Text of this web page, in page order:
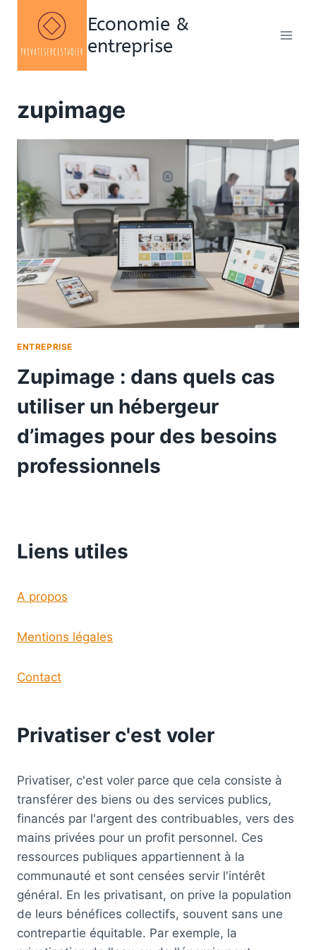
contenu
Economie &
entreprise
zupimage
ENTREPRISE
Zupimage : dans quels cas
utiliser un hébergeur
d’images pour des besoins
professionnels
Liens utiles
A propos
Mentions légales
Contact
Privatiser c'est voler
Privatiser, c'est voler parce que cela consiste à
transférer des biens ou des services publics,
financés par l'argent des contribuables, vers des
mains privées pour un profit personnel. Ces
ressources publiques appartiennent à la
communauté et sont censées servir l'intérêt
général. En les privatisant, on prive la population
de leurs bénéfices collectifs, souvent sans une
contrepartie équitable. Par exemple, la